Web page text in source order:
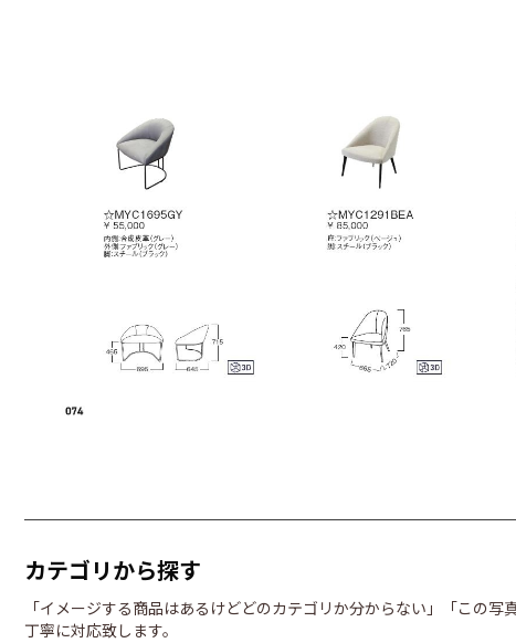
カテゴリから探す
「イメージする商品はあるけどどのカテゴリか分からない」「この
丁寧に対応致します。